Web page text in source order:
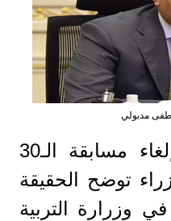
مدبولي
بعد انتشار شائعة إلغاء مسابقة الـ30
توضح الحقيقة
وزرارة التربية